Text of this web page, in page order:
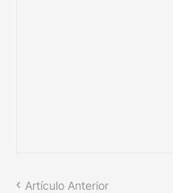
Artículo Anterior